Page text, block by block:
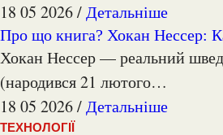
18 05 2026 /Детальніше
Про що книга? Хокан Нессер:
Хокан Нессер — реальний шведський письменник
(народився 21 лютого…
18 05 2026 /Детальніше
ТЕХНОЛОГІЇ